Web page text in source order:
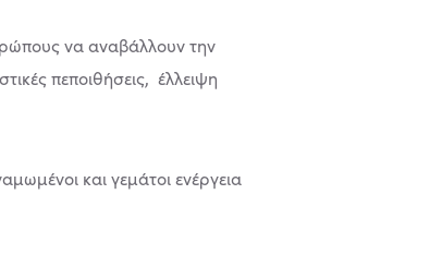
να αναβάλλουν την
πεποιθήσεις, έλλειψη
και γεμάτοι ενέργεια